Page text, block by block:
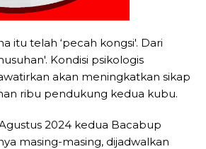
itu telah ‘pecah kongsi'. Dari
Kondisi psikologis
akan meningkatkan sikap
ribu pendukung kedua kubu.
2024 kedua Bacabup
masing-masing, dijadwalkan